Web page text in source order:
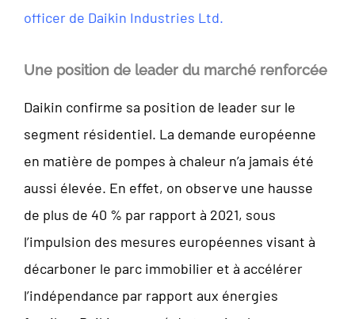
officer de Daikin Industries Ltd.
Une position de leader du marché renforcée
Daikin confirme sa position de leader sur le
segment résidentiel. La demande européenne
en matière de pompes à chaleur n’a jamais été
aussi élevée. En effet, on observe une hausse
de plus de 40 % par rapport à 2021, sous
l’impulsion des mesures européennes visant à
décarboner le parc immobilier et à accélérer
l’indépendance par rapport aux énergies